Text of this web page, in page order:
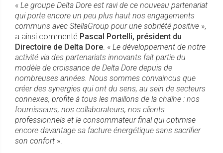
« Le groupe Delta Dore est ravi de ce nouveau partenariat
qui porte encore un peu plus haut nos engagements
communs avec StellaGroup pour une sobriété positive »,
a ainsi commenté Pascal Portelli, président du
Directoire de Delta Dore. « Le développement de notre
activité via des partenariats innovants fait partie du
modèle de croissance de Delta Dore depuis de
nombreuses années. Nous sommes convaincus que
créer des synergies qui ont du sens, au sein de secteurs
connexes, profite à tous les maillons de la chaîne : nos
fournisseurs, nos collaborateurs, nos clients
professionnels et le consommateur final qui optimise
encore davantage sa facture énergétique sans sacrifier
son confort ».